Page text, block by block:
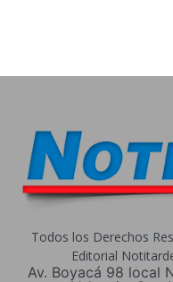
Todos los Derechos
Editorial
Av. Boyacá 98 local